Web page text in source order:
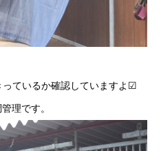
ているか確認していますよ☑
理です。